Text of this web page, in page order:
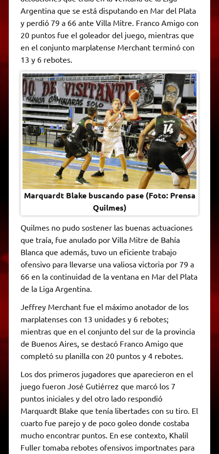
p
p
r
a
m
r
o
o
k
g
e
i
n
k
r
i
n
d
l
Argentina que se está disputando en Mar del Plata
y perdió 79 a 66 ante Villa Mitre. Franco Amigo con
20 puntos fue el goleador del juego, mientras que
en el conjunto marplatense Merchant terminó con
13 y 6 rebotes.
Marquardt Blake buscando pase (Foto: Prensa
Quilmes)
Quilmes no pudo sostener las buenas actuaciones
que traía, fue anulado por Villa Mitre de Bahía
Blanca que además, tuvo un eficiente trabajo
ofensivo para llevarse una valiosa victoria por 79 a
66 en la continuidad de la ventana en Mar del Plata
de la Liga Argentina.
Jeffrey Merchant fue el máximo anotador de los
marplatenses con 13 unidades y 6 rebotes;
mientras que en el conjunto del sur de la provincia
de Buenos Aires, se destacó Franco Amigo que
completó su planilla con 20 puntos y 4 rebotes.
Los dos primeros jugadores que aparecieron en el
juego fueron José Gutiérrez que marcó los 7
puntos iniciales y del otro lado respondió
Marquardt Blake que tenía libertades con su tiro. El
cuarto fue parejo y de poco goleo donde costaba
mucho encontrar puntos. En ese contexto, Khalil
Fuller tomaba rebotes ofensivos importnates para